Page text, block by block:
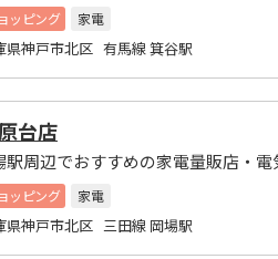
ッピング
家電
県神戸市北区 有馬線 箕谷駅
台店
周辺でおすすめの家電量販店・電
ッピング
家電
県神戸市北区 三田線 岡場駅